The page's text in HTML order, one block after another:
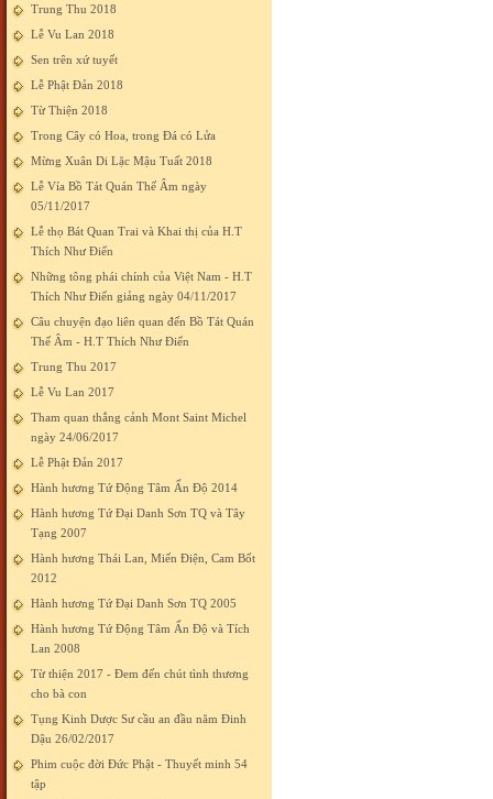
Trung Thu 2018
Lễ Vu Lan 2018
Sen trên xứ tuyết
Lễ Phật Đản 2018
Từ Thiện 2018
Trong Cây có Hoa, trong Đá có Lửa
Mừng Xuân Di Lặc Mậu Tuất 2018
Lễ Vía Bồ Tát Quán Thế Âm ngày
05/11/2017
Lễ thọ Bát Quan Trai và Khai thị của H.T
Thích Như Điển
Những tông phái chính của Việt Nam - H.T
Thích Như Điển giảng ngày 04/11/2017
Câu chuyện đạo liên quan đến Bồ Tát Quán
Thế Âm - H.T Thích Như Điển
Trung Thu 2017
Lễ Vu Lan 2017
Tham quan thắng cảnh Mont Saint Michel
ngày 24/06/2017
Lễ Phật Đản 2017
Hành hương Tứ Động Tâm Ấn Độ 2014
Hành hương Tứ Đại Danh Sơn TQ và Tây
Tạng 2007
Hành hương Thái Lan, Miến Điện, Cam Bốt
2012
Hành hương Tứ Đại Danh Sơn TQ 2005
Hành hương Tứ Động Tâm Ấn Độ và Tích
Lan 2008
Từ thiện 2017 - Đem đến chút tình thương
cho bà con
Tụng Kinh Dược Sư cầu an đầu năm Đinh
Dậu 26/02/2017
Phim cuộc đời Đức Phật - Thuyết minh 54
tập